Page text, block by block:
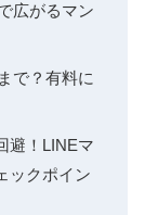
広がるマン
で？有料に
避！LINEマ
ックポイン